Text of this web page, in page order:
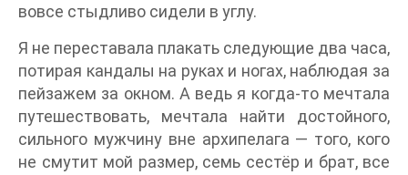
вовсе стыдливо сидели в углу.
Я не переставала плакать следующие два часа,
потирая кандалы на руках и ногах, наблюдая за
пейзажем за окном. А ведь я когда-то мечтала
путешествовать, мечтала найти достойного,
сильного мужчину вне архипелага — того, кого
не смутит мой размер, семь сестёр и брат, все